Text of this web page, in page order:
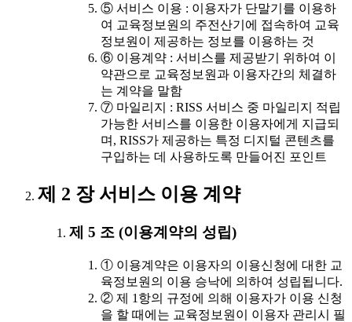
⑤ 서비스 이용 : 이용자가 단말기를 이용하
여 교육정보원의 주전산기에 접속하여 교육
정보원이 제공하는 정보를 이용하는 것
⑥ 이용계약 : 서비스를 제공받기 위하여 이
약관으로 교육정보원과 이용자간의 체결하
는 계약을 말함
⑦ 마일리지 : RISS 서비스 중 마일리지 적립
가능한 서비스를 이용한 이용자에게 지급되
며, RISS가 제공하는 특정 디지털 콘텐츠를
구입하는 데 사용하도록 만들어진 포인트
제 2 장 서비스 이용 계약
제 5 조 (이용계약의 성립)
① 이용계약은 이용자의 이용신청에 대한 교
육정보원의 이용 승낙에 의하여 성립됩니다.
② 제 1항의 규정에 의해 이용자가 이용 신청
을 할 때에는 교육정보원이 이용자 관리시 필